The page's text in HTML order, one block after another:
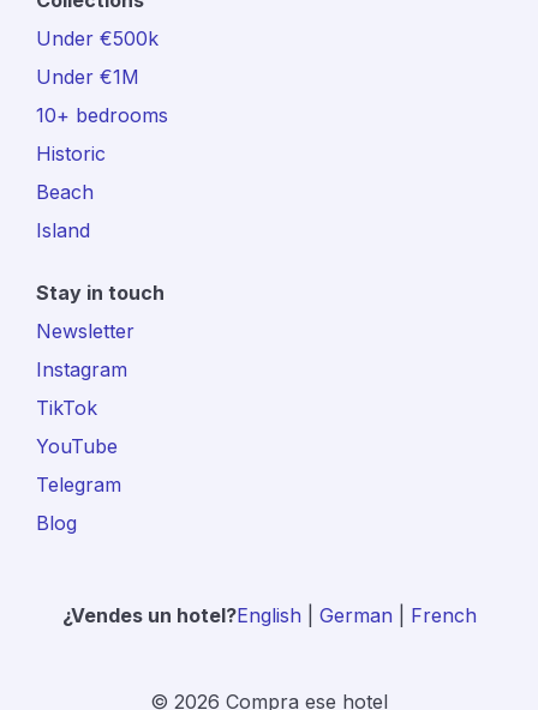
Under €500k
Under €1M
10+ bedrooms
Historic
Beach
Island
Stay in touch
Newsletter
Instagram
TikTok
YouTube
Telegram
Blog
¿Vendes un hotel?English German French
© 2026 Compra ese hotel